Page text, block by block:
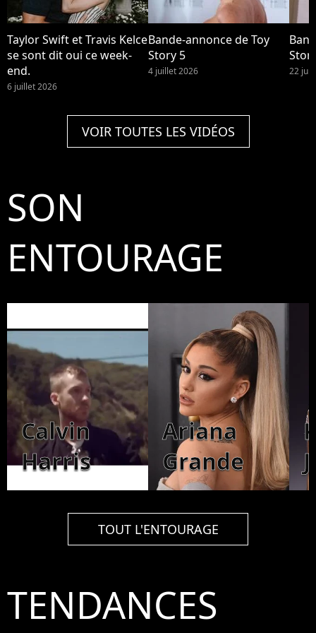
Taylor Swift et Travis Kelce
se sont dit oui ce week-
end.
6 juillet 2026
Bande-annonce de Toy
Story 5
4 juillet 2026 22
VOIR TOUTES LES VIDÉOS
SON
ENTOURAGE
Calvin
Harris
Ariana
Grande
TOUT L'ENTOURAGE
TENDANCES